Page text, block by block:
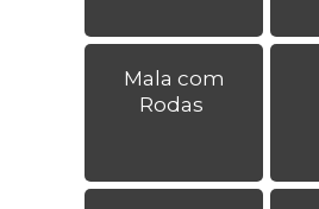
Mala com
Rodas